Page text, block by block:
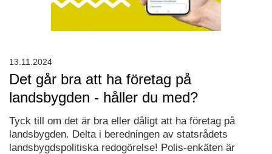
Det går bra att ha företag på
landsbygden - håller du med?
Tyck till om det är bra eller dåligt att ha företag på
landsbygden. Delta i beredningen av statsrådets
landsbygdspolitiska redogörelse! Polis-enkäten är
13.11.2024